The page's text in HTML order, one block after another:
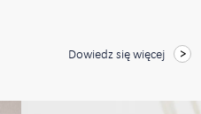
Dowiedz się więcej